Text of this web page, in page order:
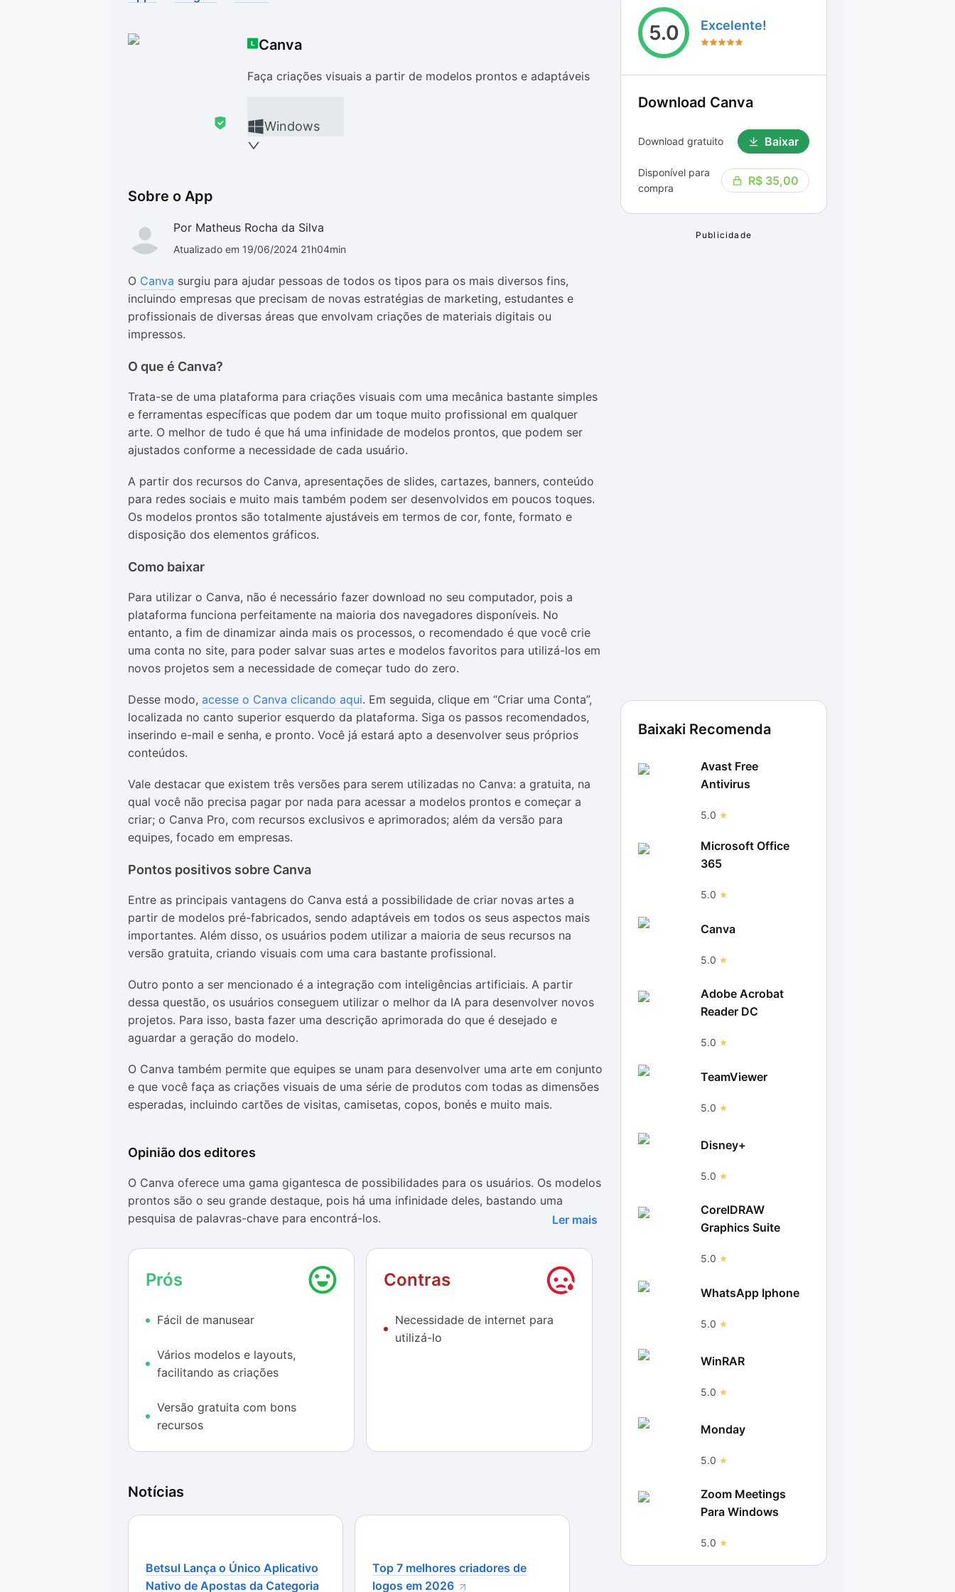
Canva
Faça criações visuais a partir de modelos prontos e adaptáveis
Windows
Sobre o App
Por Matheus Rocha da Silva
Atualizado em 19/06/2024 21h04min
O Canva surgiu para ajudar pessoas de todos os tipos para os mais diversos fins,
incluindo empresas que precisam de novas estratégias de marketing, estudantes e
profissionais de diversas áreas que envolvam criações de materiais digitais ou
impressos.
O que é Canva?
Trata-se de uma plataforma para criações visuais com uma mecânica bastante simples
e ferramentas específicas que podem dar um toque muito profissional em qualquer
arte. O melhor de tudo é que há uma infinidade de modelos prontos, que podem ser
ajustados conforme a necessidade de cada usuário.
A partir dos recursos do Canva, apresentações de slides, cartazes, banners, conteúdo
para redes sociais e muito mais também podem ser desenvolvidos em poucos toques.
Os modelos prontos são totalmente ajustáveis em termos de cor, fonte, formato e
disposição dos elementos gráficos.
Como baixar
Para utilizar o Canva, não é necessário fazer download no seu computador, pois a
plataforma funciona perfeitamente na maioria dos navegadores disponíveis. No
entanto, a fim de dinamizar ainda mais os processos, o recomendado é que você crie
uma conta no site, para poder salvar suas artes e modelos favoritos para utilizá-los em
novos projetos sem a necessidade de começar tudo do zero.
Desse modo, acesse o Canva clicando aqui. Em seguida, clique em “Criar uma Conta”,
localizada no canto superior esquerdo da plataforma. Siga os passos recomendados,
inserindo e-mail e senha, e pronto. Você já estará apto a desenvolver seus próprios
conteúdos.
Vale destacar que existem três versões para serem utilizadas no Canva: a gratuita, na
qual você não precisa pagar por nada para acessar a modelos prontos e começar a
criar; o Canva Pro, com recursos exclusivos e aprimorados; além da versão para
equipes, focado em empresas.
Pontos positivos sobre Canva
Entre as principais vantagens do Canva está a possibilidade de criar novas artes a
partir de modelos pré-fabricados, sendo adaptáveis em todos os seus aspectos mais
importantes. Além disso, os usuários podem utilizar a maioria de seus recursos na
versão gratuita, criando visuais com uma cara bastante profissional.
Outro ponto a ser mencionado é a integração com inteligências artificiais. A partir
dessa questão, os usuários conseguem utilizar o melhor da IA para desenvolver novos
projetos. Para isso, basta fazer uma descrição aprimorada do que é desejado e
aguardar a geração do modelo.
O Canva também permite que equipes se unam para desenvolver uma arte em conjunto
e que você faça as criações visuais de uma série de produtos com todas as dimensões
esperadas, incluindo cartões de visitas, camisetas, copos, bonés e muito mais.
Opinião dos editores
O Canva oferece uma gama gigantesca de possibilidades para os usuários. Os modelos
prontos são o seu grande destaque, pois há uma infinidade deles, bastando uma
pesquisa de palavras-chave para encontrá-los.
Outro destaque é a interface organizada e as ferramentas intuitivas, permitindo que
qualquer pessoa desenvolva suas próprias criações visuais com facilidade.
Por estar disponível na versão web, pode ser acessado de qualquer lugar do mundo
sem grandes complicações e sem pesar no computador — ou até mesmo do
navegador do smartphone. Contudo, o acesso a internet é indispensável e, em locais
onde não se pode estar conectado, pode ser uma limitação.
Ler mais
Prós
Fácil de manusear
Vários modelos e layouts,
facilitando as criações
Versão gratuita com bons
recursos
Contras
Necessidade de internet para
utilizá-lo
Notícias
Betsul Lança o Único Aplicativo
Nativo de Apostas da Categoria
Top 7 melhores criadores de
logos em 2026
5.0 Excelente!
Download Canva
Download gratuito Baixar
Disponível para
compra
R$ 35,00
Baixaki Recomenda
Avast Free
Antivirus
5.0
Microsoft Office
365
5.0
Canva
5.0
Adobe Acrobat
Reader DC
5.0
TeamViewer
5.0
Disney+
5.0
CorelDRAW
Graphics Suite
5.0
WhatsApp Iphone
5.0
WinRAR
5.0
Monday
5.0
Zoom Meetings
Para Windows
5.0